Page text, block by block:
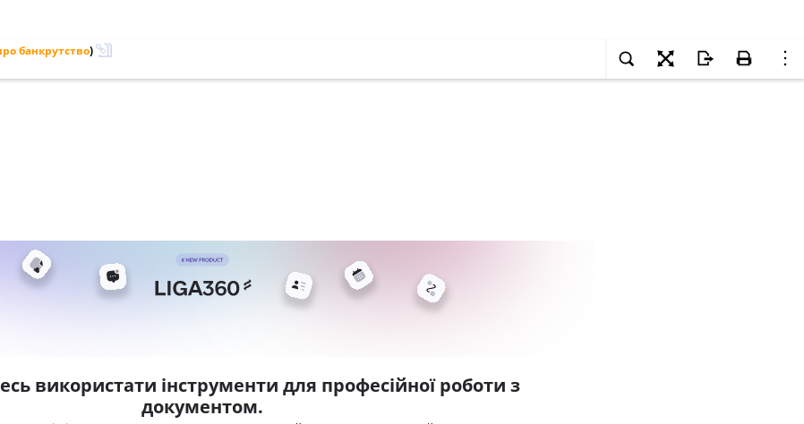
банкрутство)
використати інструменти для професійної роботи з
документом.